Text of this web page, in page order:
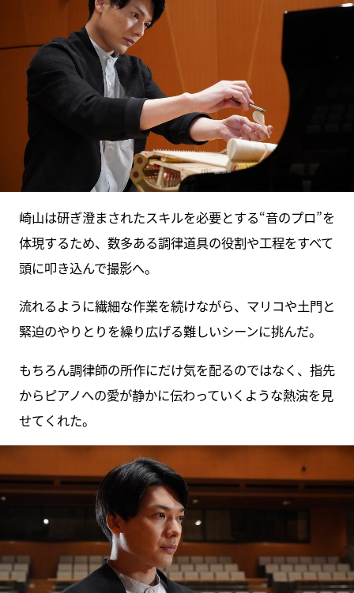
崎山は研ぎ澄まされたスキルを必要とする“音のプロ”を
体現するため、数多ある調律道具の役割や工程をすべて
頭に叩き込んで撮影へ。
流れるように繊細な作業を続けながら、マリコや土門と
緊迫のやりとりを繰り広げる難しいシーンに挑んだ。
もちろん調律師の所作にだけ気を配るのではなく、指先
からピアノへの愛が静かに伝わっていくような熱演を見
せてくれた。